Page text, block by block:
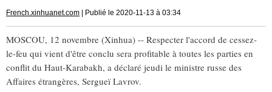
French.xinhuanet.com | Publié le 2020-11-13 à 03:34
MOSCOU, 12 novembre (Xinhua) -- Respecter l'accord de cessez-
le-feu qui vient d'être conclu sera profitable à toutes les parties en
conflit du Haut-Karabakh, a déclaré jeudi le ministre russe des
Affaires étrangères, Sergueï Lavrov.